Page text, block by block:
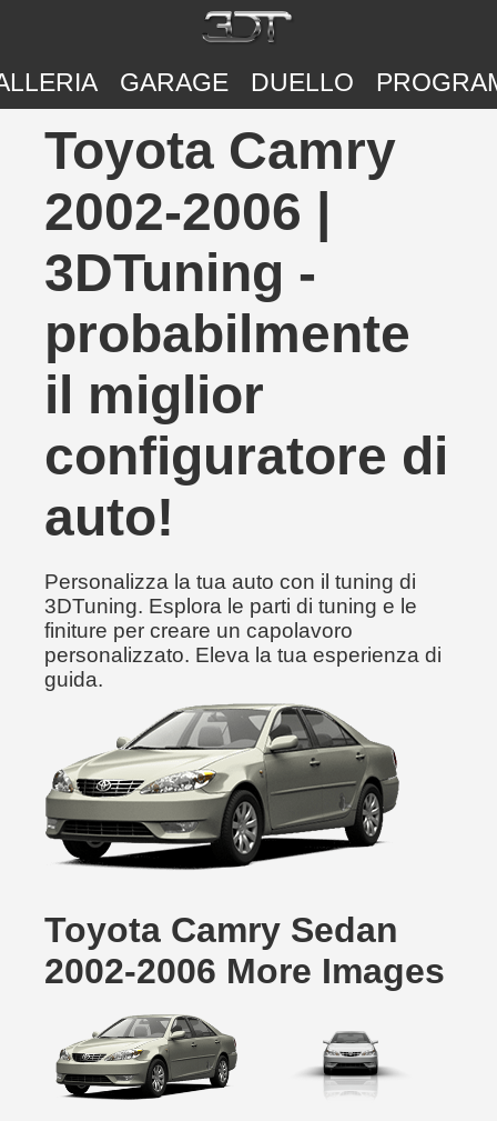
GARAGE DUELLO
Toyota Camry
2002-2006 |
3DTuning -
probabilmente
il miglior
configuratore di
auto!
Personalizza la tua auto con il tuning di
3DTuning. Esplora le parti di tuning e le
finiture per creare un capolavoro
personalizzato. Eleva la tua esperienza di
guida.
Toyota Camry Sedan
2002-2006 More Images